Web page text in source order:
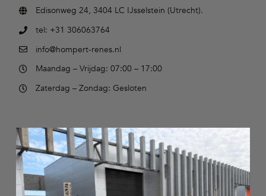
Edisonweg 24, 3404 LC IJsselstein (Utrecht).
tel: +31 306063764
info@hompert-renes.nl
Maandag – Vrijdag: 07:00 – 17:00
Zaterdag – Zondag: Gesloten